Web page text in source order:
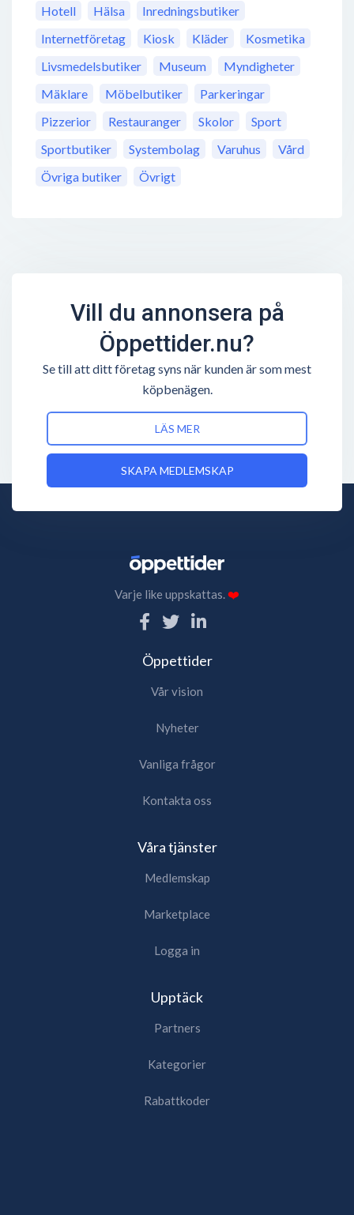
Hotell
Hälsa
Inredningsbutiker
Internetföretag
Kiosk Kläder
Kosmetika
Livsmedelsbutiker
Museum
Myndigheter
Mäklare
Möbelbutiker
Parkeringar
Pizzerior
Restauranger Skolor
Sport
Sportbutiker
Systembolag Varuhus
Vård
Övriga butiker
Övrigt
Vill du annonsera på
Öppettider.nu?
Se till att ditt företag syns när kunden är som mest
köpbenägen.
LÄS MER
SKAPA MEDLEMSKAP
Varje like uppskattas.❤️
Öppettider
Vår vision
Nyheter
Vanliga frågor
Kontakta oss
Våra tjänster
Medlemskap
Marketplace
Logga in
Upptäck
Partners
Kategorier
Rabattkoder